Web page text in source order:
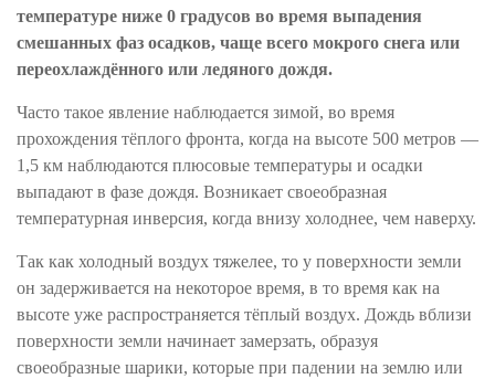
температуре ниже 0 градусов во время выпадения
смешанных фаз осадков, чаще всего мокрого снега или
переохлаждённого или ледяного дождя.
Часто такое явление наблюдается зимой, во время
прохождения тёплого фронта, когда на высоте 500 метров —
1,5 км наблюдаются плюсовые температуры и осадки
выпадают в фазе дождя. Возникает своеобразная
температурная инверсия, когда внизу холоднее, чем наверху.
Так как холодный воздух тяжелее, то у поверхности земли
он задерживается на некоторое время, в то время как на
высоте уже распространяется тёплый воздух. Дождь вблизи
поверхности земли начинает замерзать, образуя
своеобразные шарики, которые при падении на землю или